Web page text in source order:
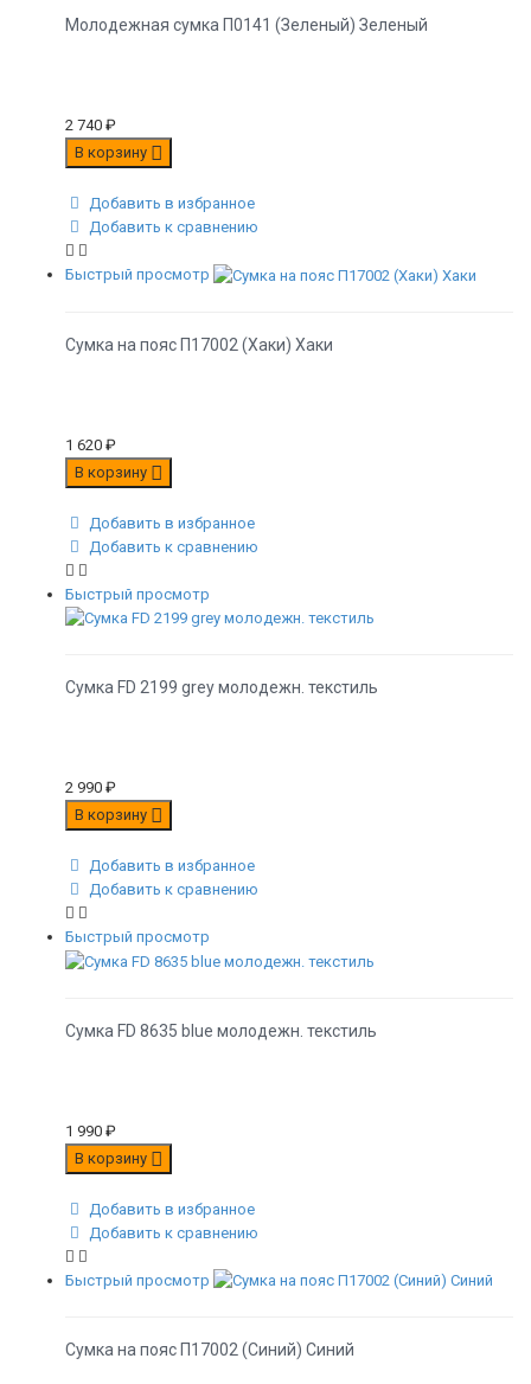
Молодежная сумка П0141 (Зеленый) Зеленый
2 740 ₽
В корзину
Добавить в избранное
Добавить к сравнению
Быстрый просмотр
Сумка на пояс П17002 (Хаки) Хаки
1 620 ₽
В корзину
Добавить в избранное
Добавить к сравнению
Быстрый просмотр
Сумка FD 2199 grey молодежн. текстиль
2 990 ₽
В корзину
Добавить в избранное
Добавить к сравнению
Быстрый просмотр
Сумка FD 8635 blue молодежн. текстиль
1 990 ₽
В корзину
Добавить в избранное
Добавить к сравнению
Быстрый просмотр
Сумка на пояс П17002 (Синий) Синий